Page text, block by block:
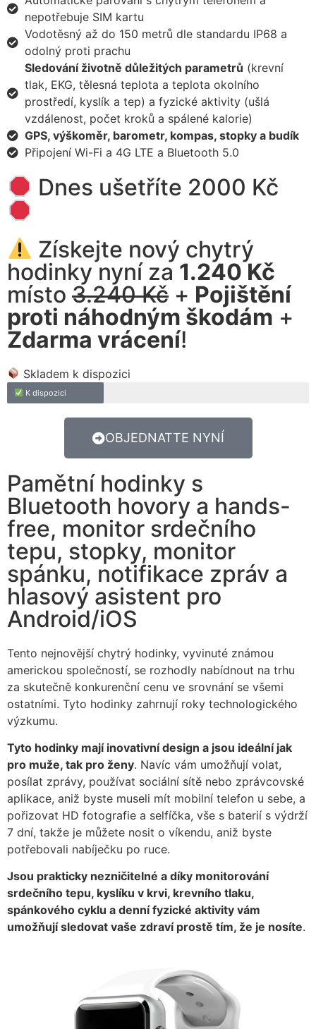
nepotřebuje SIM kartu
Vodotěsný až do 150 metrů dle standardu IP68 a
odolný proti prachu
Sledování životně důležitých parametrů (krevní
tlak, EKG, tělesná teplota a teplota okolního
prostředí, kyslík a tep) a fyzické aktivity (ušlá
vzdálenost, počet kroků a spálené kalorie)
GPS, výškoměr, barometr, kompas, stopky a budík
Připojení Wi-Fi a 4G LTE a Bluetooth 5.0
Dnes ušetříte 2000 Kč
Získejte nový chytrý
hodinky nyní za 1.240 Kč
místo 3.240 Kč + Pojištění
proti náhodným škodám +
Zdarma vrácení!
Skladem k dispozici
K dispozici
OBJEDNATTE NYNÍ
Pamětní hodinky s
Bluetooth hovory a hands-
free, monitor srdečního
tepu, stopky, monitor
spánku, notifikace zpráv a
hlasový asistent pro
Android/iOS
Tento nejnovější chytrý hodinky, vyvinuté známou
americkou společností, se rozhodly nabídnout na trhu
za skutečně konkurenční cenu ve srovnání se všemi
ostatními. Tyto hodinky zahrnují roky technologického
výzkumu.
Tyto hodinky mají inovativní design a jsou ideální jak
pro muže, tak pro ženy. Navíc vám umožňují volat,
posílat zprávy, používat sociální sítě nebo zprávcovské
aplikace, aniž byste museli mít mobilní telefon u sebe, a
pořizovat HD fotografie a selfíčka, vše s baterií s výdrží
7 dní, takže je můžete nosit o víkendu, aniž byste
potřebovali nabíječku po ruce.
Jsou prakticky nezničitelné a díky monitorování
srdečního tepu, kyslíku v krvi, krevního tlaku,
spánkového cyklu a denní fyzické aktivity vám
umožňují sledovat vaše zdraví prostě tím, že je nosíte.